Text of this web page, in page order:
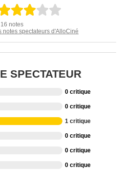
16 notes
notes spectateurs d'AlloCiné
SPECTATEUR
0 critique
0 critique
1 critique
0 critique
0 critique
0 critique